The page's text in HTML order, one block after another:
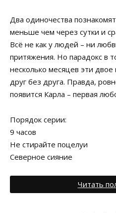
Два одиночества
меньше чем через сутки и
Всё не как у людей – ни
притяжения. Но парадокс в
несколько месяцев эти
друг без друга. Правда,
появится Карла – первая
Порядок серии:
9 часов
Не стирайте поцелуи
Северное сияние
Читать